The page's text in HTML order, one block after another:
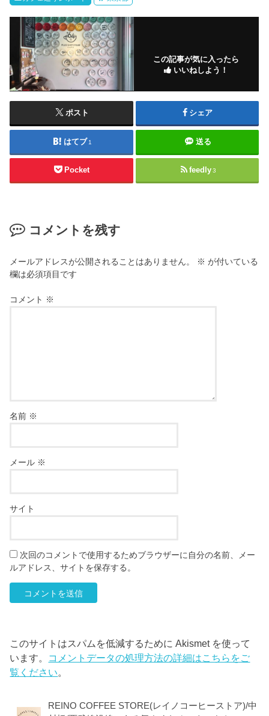
この記事が気に入ったら
いいねしよう！
ポスト シェア
はてブ 1 送る
Pocket feedly 3
コメントを残す
メールアドレスが公開されることはありません。 ※ が付いている
欄は必須項目です
コメント ※
名前 ※
メール ※
サイト
次回のコメントで使用するためブラウザーに自分の名前、メー
ルアドレス、サイトを保存する。
このサイトはスパムを低減するために Akismet を使って
います。 コメントデータの処理方法の詳細はこちらをご
覧ください。
REINO COFFEE STORE(レイノコーヒーストア)/中